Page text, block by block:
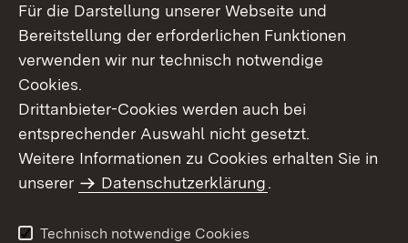
Benutzungshinweise
Erklärung zur
Für die Darstellung unserer Webseite und
Bereitstellung der erforderlichen Funktionen
verwenden wir nur technisch notwendige
Cookies.
Drittanbieter-Cookies werden auch bei
entsprechender Auswahl nicht gesetzt.
Weitere Informationen zu Cookies erhalten Sie in
unserer
Datenschutzerklärung.
Technisch notwendige Cookies